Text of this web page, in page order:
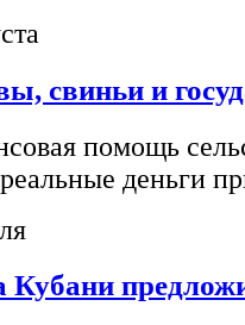
свиньи и
помощь
деньги
Кубани